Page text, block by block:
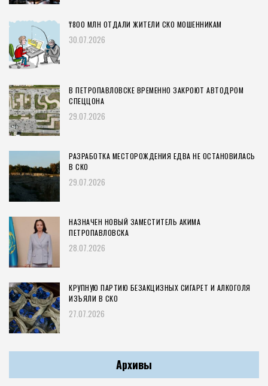
₸800 МЛН ОТДАЛИ ЖИТЕЛИ СКО МОШЕННИКАМ
30.07.2026
В ПЕТРОПАВЛОВСКЕ ВРЕМЕННО ЗАКРОЮТ АВТОДРОМ
СПЕЦЦОНА
29.07.2026
РАЗРАБОТКА МЕСТОРОЖДЕНИЯ ЕДВА НЕ ОСТАНОВИЛАСЬ
В СКО
29.07.2026
НАЗНАЧЕН НОВЫЙ ЗАМЕСТИТЕЛЬ АКИМА
ПЕТРОПАВЛОВСКА
28.07.2026
КРУПНУЮ ПАРТИЮ БЕЗАКЦИЗНЫХ СИГАРЕТ И АЛКОГОЛЯ
ИЗЪЯЛИ В СКО
27.07.2026
Архивы